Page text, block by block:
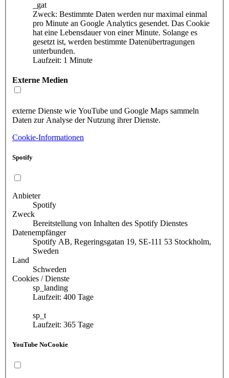
_gat
Zweck: Bestimmte Daten werden nur maximal einmal
pro Minute an Google Analytics gesendet. Das Cookie
hat eine Lebensdauer von einer Minute. Solange es
gesetzt ist, werden bestimmte Datenübertragungen
unterbunden.
Laufzeit: 1 Minute
Externe Medien
externe Dienste wie YouTube und Google Maps sammeln
Daten zur Analyse der Nutzung ihrer Dienste.
Cookie-Informationen
Spotify
Anbieter
Spotify
Zweck
Bereitstellung von Inhalten des Spotify Dienstes
Datenempfänger
Spotify AB, Regeringsgatan 19, SE-111 53 Stockholm,
Sweden
Land
Schweden
Cookies / Dienste
sp_landing
Laufzeit: 400 Tage
sp_t
Laufzeit: 365 Tage
YouTube NoCookie